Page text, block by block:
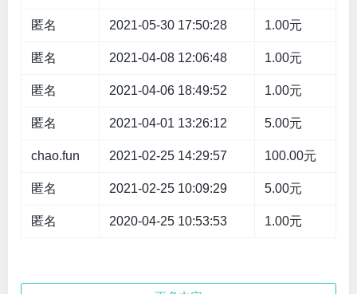
匿名 2021-05-30 17:50:28 1.00元
匿名 2021-04-08 12:06:48 1.00元
匿名 2021-04-06 18:49:52 1.00元
匿名 2021-04-01 13:26:12 5.00元
chao.fun 2021-02-25 14:29:57 100.00元
匿名 2021-02-25 10:09:29 5.00元
匿名 2020-04-25 10:53:53 1.00元